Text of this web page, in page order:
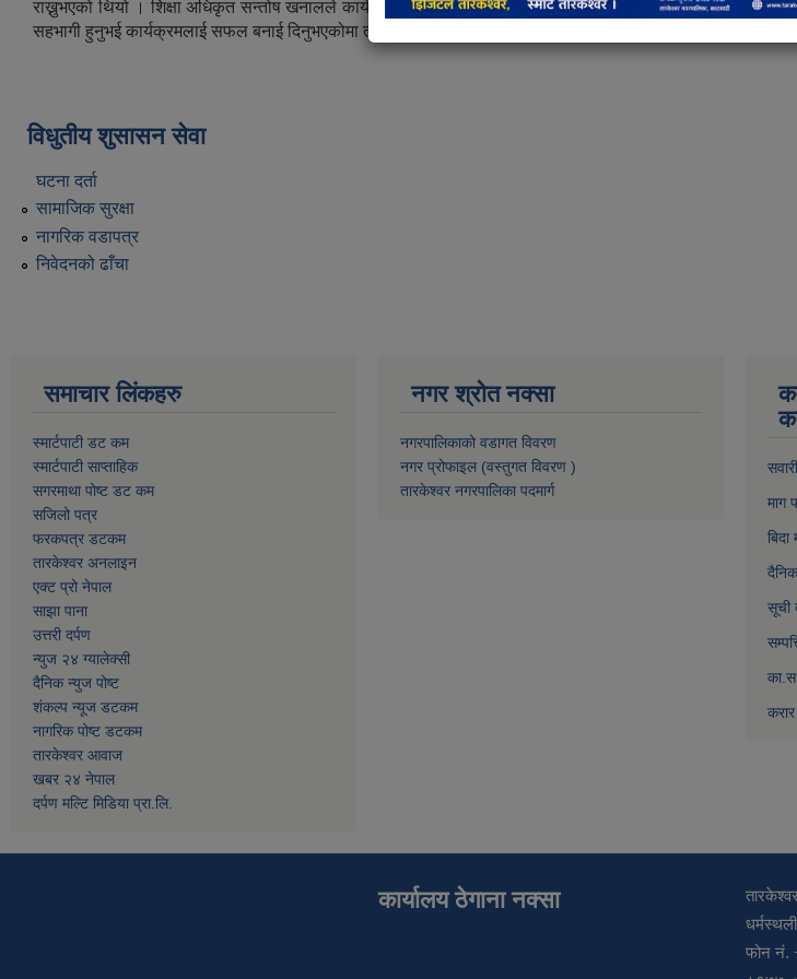
राख्नुभएको थियो । शिक्षा अधिकृत सन्तोष खनालले कार्यक्रम संचालन गर्नुभएको यस कार्यक्रमको समापन उपप्रमुख सृजना
सहभागी हुनुभई कार्यक्रमलाई सफल बनाई दिनुभएकोमा तारकेश्वर नगरपालिका धन्यबाद ब्यक्त गर्दछ ।
विधुतीय शुसासन सेवा
घटना दर्ता
सामाजिक सुरक्षा
नागरिक वडापत्र
निवेदनको ढाँचा
समाचार लिंकहरु
स्मार्टपाटी डट कम
स्मार्टपाटी साप्ताहिक
सगरमाथा पोष्ट डट कम
सजिलो पत्र
फरकपत्र डटकम
तारकेश्वर अनलाइन
एक्ट प्रो नेपाल
साझा पाना
उत्तरी दर्पण
न्युज २४ ग्यालेक्सी
दैनिक न्युज पोष्ट
शंकल्प न्यूज डटकम
नागरिक पोष्ट डटकम
तारकेश्वर आवाज
खबर २४ नेपाल
दर्पण मल्टि मिडिया प्रा.लि.
नगर श्रोत नक्सा
नगरपालिकाको वडागत विवरण
नगर प्रोफाइल (वस्तुगत विवरण )
तारकेश्वर नगरपालिका पदमार्ग
माग
बिदा
सूची
कार्यालय ठेगाना नक्सा
फोन नं.